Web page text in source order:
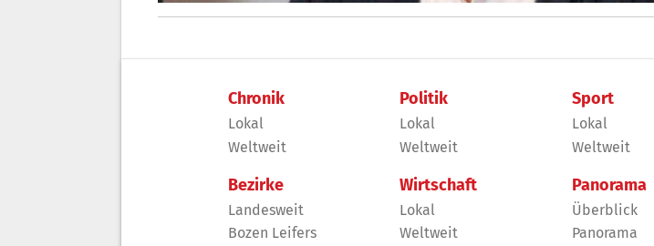
Chronik
Lokal
Weltweit
Bezirke
Landesweit
Bozen Leifers
Politik
Lokal
Weltweit
Wirtschaft
Lokal
Weltweit
Sport
Lokal
Weltweit
Panorama
Überblick
Panorama